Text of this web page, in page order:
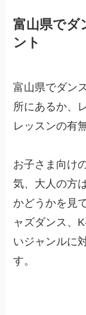
富山県でダ
ント
富山県でダン
所にあるか、
レッスンの有
お子さま向け
気、大人の方
かどうかを見
ャズダンス、
いジャンルに
す。